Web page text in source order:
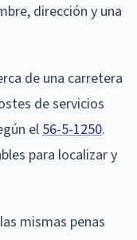
dirección y una
de una carretera
de servicios
el 56-5-1250.
para localizar y
mismas penas